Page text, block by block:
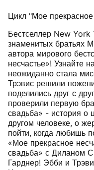
Цикл "Мое прекрасное
Бестселлер New
знаменитых братьях
автора мирового
несчастье»! Узнайте
неожиданно стала
Трэвис решили
поделились друг с
проверили первую
свадьба» - история о
другом человеке, о
пойти, когда любишь
«Мое прекрасное
свадьба» с Диланом
Гарднер! Эбби и